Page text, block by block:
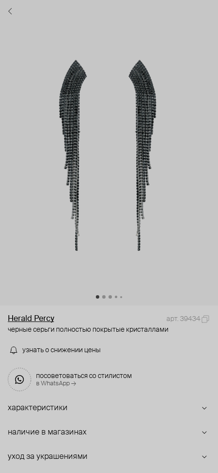
Herald Percy
арт. 39434
черные серьги полностью покрытые кристаллами
узнать о снижении цены
посоветоваться со стилистом
в WhatsApp →
характеристики
наличие в магазинах
уход за украшениями